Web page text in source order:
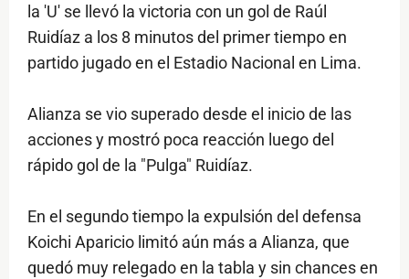
la 'U' se llevó la victoria con un gol de Raúl
Ruidíaz a los 8 minutos del primer tiempo en
partido jugado en el Estadio Nacional en Lima.
Alianza se vio superado desde el inicio de las
acciones y mostró poca reacción luego del
rápido gol de la "Pulga" Ruidíaz.
En el segundo tiempo la expulsión del defensa
Koichi Aparicio limitó aún más a Alianza, que
quedó muy relegado en la tabla y sin chances en